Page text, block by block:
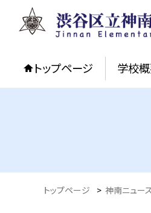
トップページ 学校
トップページ > 神南ニュース